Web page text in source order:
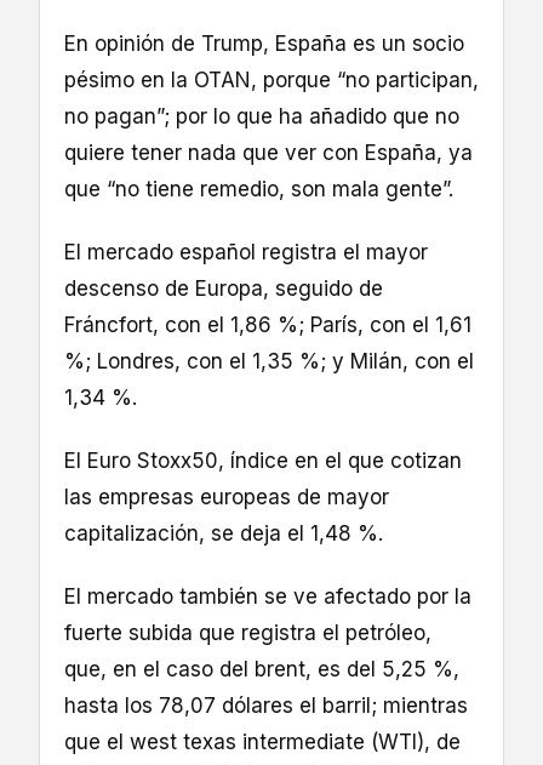
En opinión de Trump, España es un socio
pésimo en la OTAN, porque “no participan,
no pagan”; por lo que ha añadido que no
quiere tener nada que ver con España, ya
que “no tiene remedio, son mala gente”.
El mercado español registra el mayor
descenso de Europa, seguido de
Fráncfort, con el 1,86 %; París, con el 1,61
%; Londres, con el 1,35 %; y Milán, con el
1,34 %.
El Euro Stoxx50, índice en el que cotizan
las empresas europeas de mayor
capitalización, se deja el 1,48 %.
El mercado también se ve afectado por la
fuerte subida que registra el petróleo,
que, en el caso del brent, es del 5,25 %,
hasta los 78,07 dólares el barril; mientras
que el west texas intermediate (WTI), de